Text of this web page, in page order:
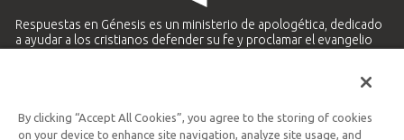
Respuestas en Génesis es un ministerio de apologética, dedicado
a ayudar a los cristianos defender su fe y proclamar el evangelio
Ministerio Hispano y Latinoamericano
By clicking “Accept All Cookies”, you agree to the storing of cookies
on your device to enhance site navigation, analyze site usage, and